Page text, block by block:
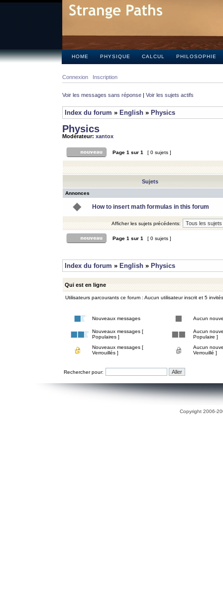
HOME PHYSIQUE CALCUL PHILOSOPHIE
Connexion Inscription
Voir les messages sans réponse | Voir les sujets actifs
Index du forum » English » Physics
Physics
Modérateur: xantox
Page 1 sur 1 [ 0 sujets ]
Sujets
Annonces
How to insert math formulas in this forum
Afficher les sujets précédents:
Page 1 sur 1 [ 0 sujets ]
Index du forum » English » Physics
Qui est en ligne
Utilisateurs parcourants ce forum : Aucun utilisateur inscrit et 5 invités
Nouveaux messages Aucun
Nouveaux messages [
Populaires ]
Aucun
Populaire ]
Nouveaux messages [
Verrouillés ]
Aucun
Verrouillé ]
Rechercher pour:
Copyright 2006-